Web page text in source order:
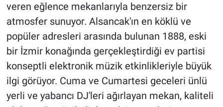
veren eğlence mekanlarıyla benzersiz bir
atmosfer sunuyor. Alsancak'ın en köklü ve
popüler adresleri arasında bulunan 1888, eski
bir İzmir konağında gerçekleştirdiği ev partisi
konseptli elektronik müzik etkinlikleriyle büyük
ilgi görüyor. Cuma ve Cumartesi geceleri ünlü
yerli ve yabancı DJ'leri ağırlayan mekan, kaliteli